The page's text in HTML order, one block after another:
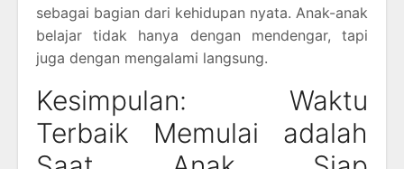
sebagai bagian dari kehidupan nyata. Anak-anak
belajar tidak hanya dengan mendengar, tapi
juga dengan mengalami langsung.
Kesimpulan: Waktu
Terbaik Memulai adalah